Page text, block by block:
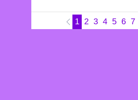
1 2 3 4 5 6 7